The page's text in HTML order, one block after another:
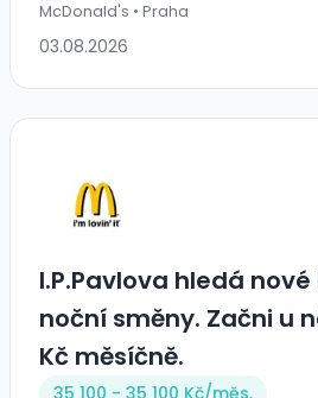
McDonald's • Praha
03.08.2026
I.P.Pavlova hledá
noční směny. Začni u
Kč měsíčně.